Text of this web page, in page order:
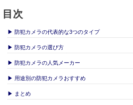
目次
▶ 防犯カメラの代表的な3つのタイプ
▶ 防犯カメラの選び方
▶ 防犯カメラの人気メーカー
▶ 用途別の防犯カメラおすすめ
▶ まとめ